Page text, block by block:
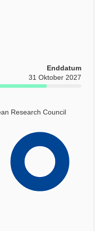
Enddatum
31 Oktober 2027
Research Council